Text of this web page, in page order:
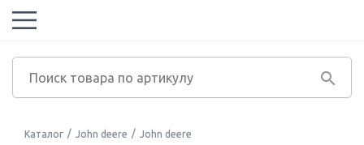
Каталог John deere John deere